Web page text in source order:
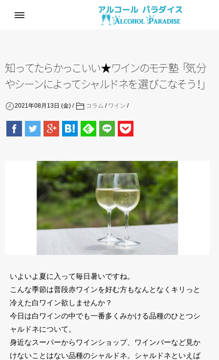
知 ってたらかっこ いい★ワイ ンのモテ塾「気分
やシーンによ ってシャ ルドネを選びこなそ う！ 」
2021年08月13日 (金) コラム / ワイン
いよいよ夏に入って毎日暑いですね。
こんな季節は普段赤ワインを好む方もなんとなくキリっと
冷えた白ワイン欲しませんか？
今日は白ワインの中でも一番多くみかける品種のひとつシ
ャルドネについて。
身近なスーパーからワインショップ、ワインバーなど見か
けないことはない品種のシャルドネ。シャルドネといえば